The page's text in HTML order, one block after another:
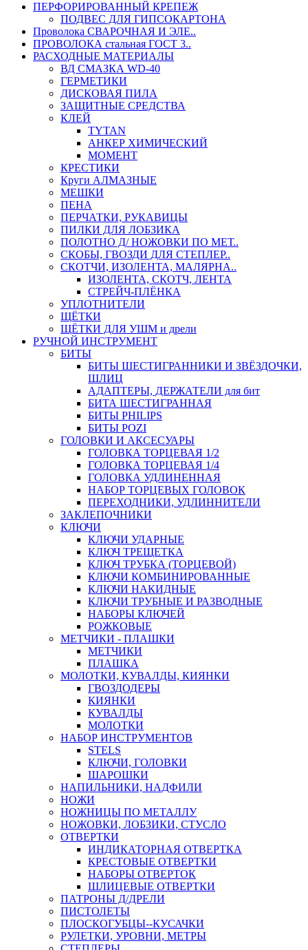
ПЕРФОРИРОВАННЫЙ КРЕПЕЖ
ПОДВЕС ДЛЯ ГИПСОКАРТОНА
Проволока СВАРОЧНАЯ И ЭЛЕ..
ПРОВОЛОКА стальная ГОСТ 3..
РАСХОДНЫЕ МАТЕРИАЛЫ
ВД СМАЗКА WD-40
ГЕРМЕТИКИ
ДИСКОВАЯ ПИЛА
ЗАЩИТНЫЕ СРЕДСТВА
КЛЕЙ
TYTAN
АНКЕР ХИМИЧЕСКИЙ
МОМЕНТ
КРЕСТИКИ
Круги АЛМАЗНЫЕ
МЕШКИ
ПЕНА
ПЕРЧАТКИ, РУКАВИЦЫ
ПИЛКИ ДЛЯ ЛОБЗИКА
ПОЛОТНО Д/ НОЖОВКИ ПО МЕТ..
СКОБЫ, ГВОЗДИ ДЛЯ СТЕПЛЕР..
СКОТЧИ, ИЗОЛЕНТА, МАЛЯРНА..
ИЗОЛЕНТА, СКОТЧ, ЛЕНТА
СТРЕЙЧ-ПЛЁНКА
УПЛОТНИТЕЛИ
ЩЁТКИ
ЩЁТКИ ДЛЯ УШМ и дрели
РУЧНОЙ ИНСТРУМЕНТ
БИТЫ
БИТЫ ШЕСТИГРАННИКИ И ЗВЁЗДОЧКИ,
ШЛИЦ
АДАПТЕРЫ, ДЕРЖАТЕЛИ для бит
БИТА ШЕСТИГРАННАЯ
БИТЫ PHILIPS
БИТЫ POZI
ГОЛОВКИ И АКСЕСУАРЫ
ГОЛОВКА ТОРЦЕВАЯ 1/2
ГОЛОВКА ТОРЦЕВАЯ 1/4
ГОЛОВКА УДЛИНЕННАЯ
НАБОР ТОРЦЕВЫХ ГОЛОВОК
ПЕРЕХОДНИКИ, УДЛИННИТЕЛИ
ЗАКЛЕПОЧНИКИ
КЛЮЧИ
КЛЮЧИ УДАРНЫЕ
КЛЮЧ ТРЕЩЕТКА
КЛЮЧ ТРУБКА (ТОРЦЕВОЙ)
КЛЮЧИ КОМБИНИРОВАННЫЕ
КЛЮЧИ НАКИДНЫЕ
КЛЮЧИ ТРУБНЫЕ И РАЗВОДНЫЕ
НАБОРЫ КЛЮЧЕЙ
РОЖКОВЫЕ
МЕТЧИКИ - ПЛАШКИ
МЕТЧИКИ
ПЛАШКА
МОЛОТКИ, КУВАЛДЫ, КИЯНКИ
ГВОЗДОДЕРЫ
КИЯНКИ
КУВАЛДЫ
МОЛОТКИ
НАБОР ИНСТРУМЕНТОВ
STELS
КЛЮЧИ, ГОЛОВКИ
ШАРОШКИ
НАПИЛЬНИКИ, НАДФИЛИ
НОЖИ
НОЖНИЦЫ ПО МЕТАЛЛУ
НОЖОВКИ, ЛОБЗИКИ, СТУСЛО
ОТВЕРТКИ
ИНДИКАТОРНАЯ ОТВЕРТКА
КРЕСТОВЫЕ ОТВЕРТКИ
НАБОРЫ ОТВЕРТОК
ШЛИЦЕВЫЕ ОТВЕРТКИ
ПАТРОНЫ Д/ДРЕЛИ
ПИСТОЛЕТЫ
ПЛОСКОГУБЦЫ--КУСАЧКИ
РУЛЕТКИ, УРОВНИ, МЕТРЫ